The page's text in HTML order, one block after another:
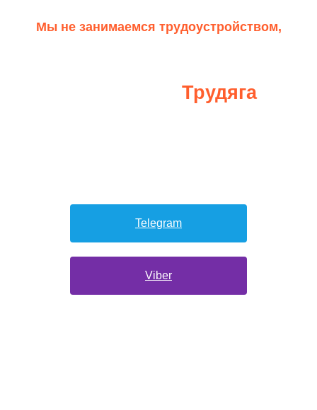
Мы не занимаемся трудоустройством,
Трудяга.
Telegram
Viber